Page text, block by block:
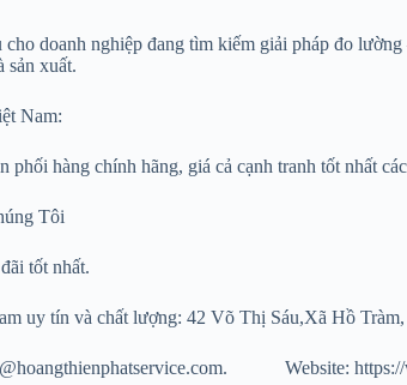
cho doanh nghiệp đang tìm kiếm giải pháp đo
sản xuất.
Nam:
hàng chính hãng, giá cả cạnh tranh tốt nhất
Tôi
tốt nhất.
uy tín và chất lượng: 42 Võ Thị Sáu,Xã Hồ
Website: https://